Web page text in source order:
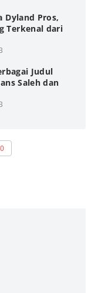
Dyland Pros,
Terkenal dari
Judul
Saleh dan